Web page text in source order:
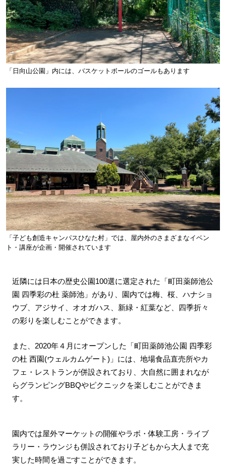
「日向山公園」内には、バスケットボールのゴールもあります
「子ども創造キャンパスひなた村」では、屋内外のさまざまなイベン
ト・講座が企画・開催されています
近隣には日本の歴史公園100選に選定された「町田薬師池公
園 四季彩の杜 薬師池」があり、園内では梅、桜、ハナショ
ウブ、アジサイ、オオガハス、新緑・紅葉など、四季折々
の彩りを楽しむことができます。
また、2020年４月にオープンした「町田薬師池公園 四季彩
の杜 西園(ウェルカムゲート)」には、地場食品直売所やカ
フェ・レストランが併設されており、大自然に囲まれなが
らグランピングBBQやピクニックを楽しむことができま
す。
園内では屋外マーケットの開催やラボ・体験工房・ライブ
ラリー・ラウンジも併設されており子どもから大人まで充
実した時間を過ごすことができます。